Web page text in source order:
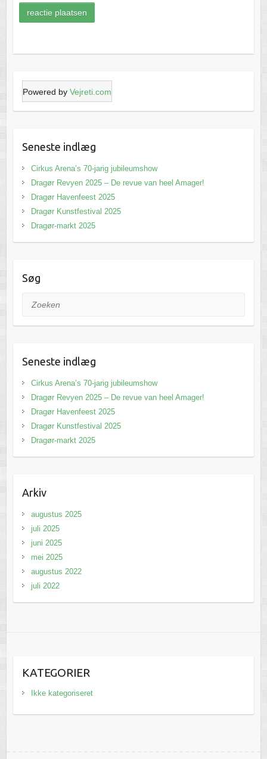
Powered by Vejreti.com
Seneste indlæg
Cirkus Arena’s 70-jarig jubileumshow
Dragør Revyen 2025 – De revue van heel Amager!
Dragør Havenfeest 2025
Dragør Kunstfestival 2025
Dragør-markt 2025
Søg
Zoeken
Seneste indlæg
Cirkus Arena’s 70-jarig jubileumshow
Dragør Revyen 2025 – De revue van heel Amager!
Dragør Havenfeest 2025
Dragør Kunstfestival 2025
Dragør-markt 2025
Arkiv
augustus 2025
juli 2025
juni 2025
mei 2025
augustus 2022
juli 2022
KATEGORIER
Ikke kategoriseret